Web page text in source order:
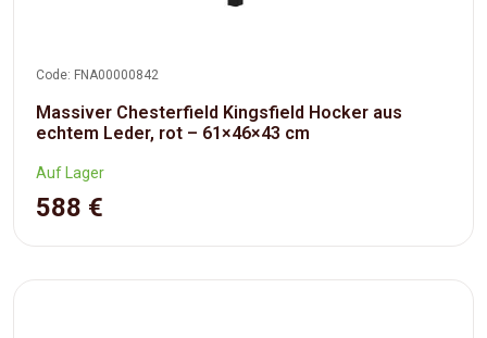
Code: FNA00000842
Massiver Chesterfield Kingsfield Hocker aus
echtem Leder, rot – 61×46×43 cm
Auf Lager
588 €